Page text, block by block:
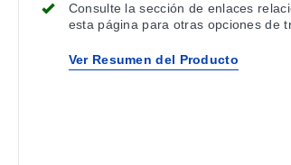
Consulte la sección de enlaces
esta página para otras opciones de
Ver Resumen del Producto